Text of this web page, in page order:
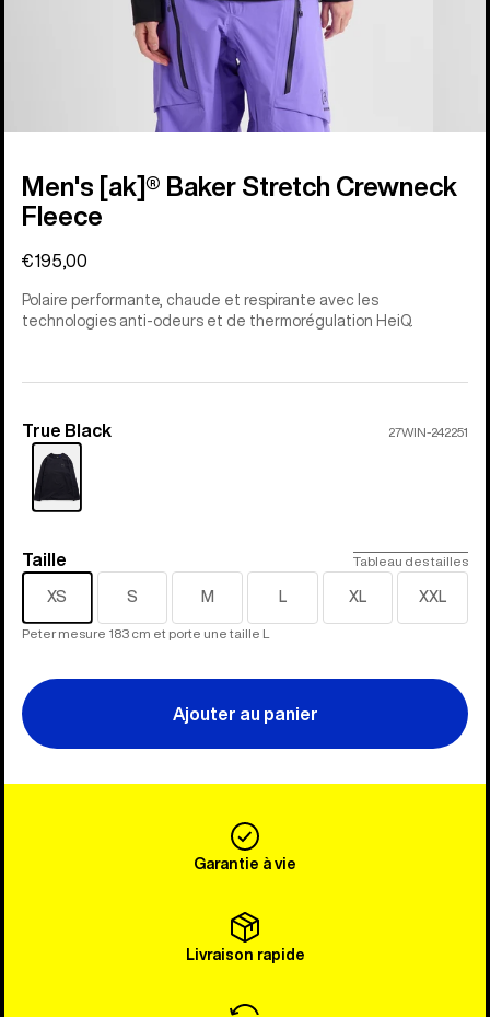
Men's [ak]® Baker Stretch Crewneck
Fleece
€195,00
Polaire performante, chaude et respirante avec les
technologies anti-odeurs et de thermorégulation HeiQ.
Couleur
True Black 27WIN-242251
Taille
Taille Tableau des tailles
XS S M L XL XXL
Peter mesure 183 cm et porte une taille L
Ajouter au panier
Garantie à vie
Livraison rapide